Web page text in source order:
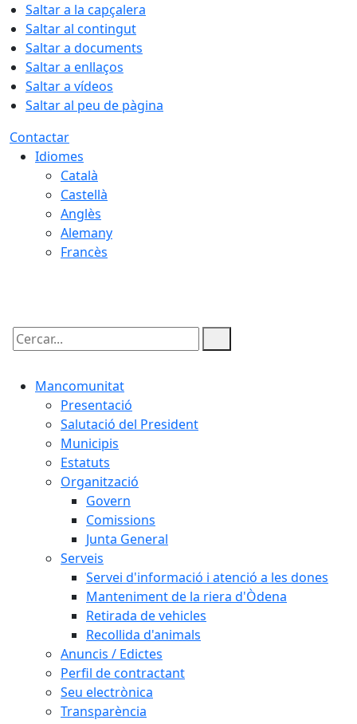
Saltar a la capçalera
Saltar al contingut
Saltar a documents
Saltar a enllaços
Saltar a vídeos
Saltar al peu de pàgina
Contactar
Idiomes
Català
Castellà
Anglès
Alemany
Francès
Cercar:
Mancomunitat
Presentació
Salutació del President
Municipis
Estatuts
Organització
Govern
Comissions
Junta General
Serveis
Servei d'informació i atenció a les dones
Manteniment de la riera d'Òdena
Retirada de vehicles
Recollida d'animals
Anuncis / Edictes
Perfil de contractant
Seu electrònica
Transparència